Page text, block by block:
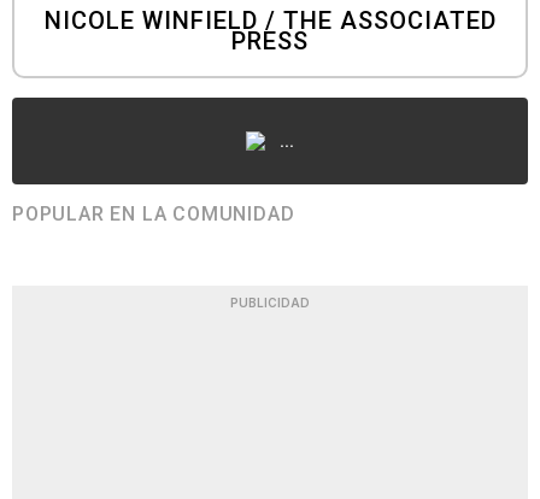
NICOLE WINFIELD / THE ASSOCIATED
PRESS
...
POPULAR EN LA COMUNIDAD
PUBLICIDAD